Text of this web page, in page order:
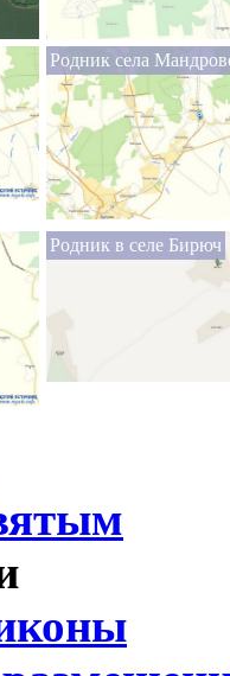
Родник села
Родник в селе Бирюч